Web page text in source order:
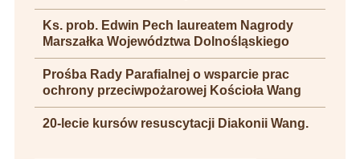
Ks. prob. Edwin Pech laureatem Nagrody
Marszałka Województwa Dolnośląskiego
Prośba Rady Parafialnej o wsparcie prac
ochrony przeciwpożarowej Kościoła Wang
20-lecie kursów resuscytacji Diakonii Wang.